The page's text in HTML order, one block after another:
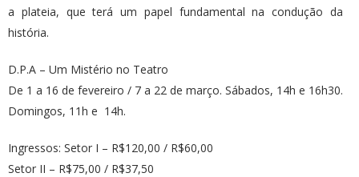
a plateia, que terá um papel fundamental na condução da
história.
D.P.A – Um Mistério no Teatro
De 1 a 16 de fevereiro / 7 a 22 de março. Sábados, 14h e 16h30.
Domingos, 11h e 14h.
Ingressos: Setor I – R$120,00 / R$60,00
Setor II – R$75,00 / R$37,50